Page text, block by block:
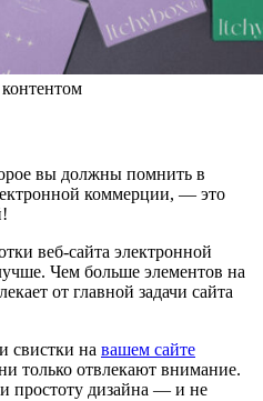
вы должны помнить в
коммерции, — это
веб-сайта электронной
Чем больше элементов на
от главной задачи сайта
свистки на вашем сайте
только отвлекают внимание.
простоту дизайна — и не